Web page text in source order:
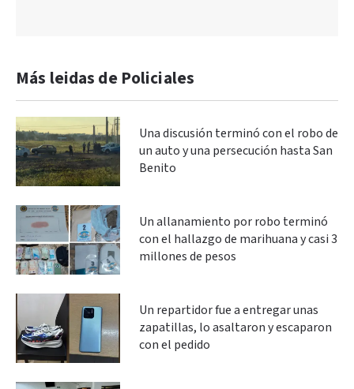
Más leidas de Policiales
Una discusión terminó con el robo de
un auto y una persecución hasta San
Benito
Un allanamiento por robo terminó
con el hallazgo de marihuana y casi 3
millones de pesos
Un repartidor fue a entregar unas
zapatillas, lo asaltaron y escaparon
con el pedido